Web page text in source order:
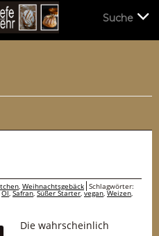
, Weihnachtsgebäck Schlagwörter:
Öl,Safran,Süßer Starter,vegan,Weizen,
Die wahrscheinlich
Suche
Suche